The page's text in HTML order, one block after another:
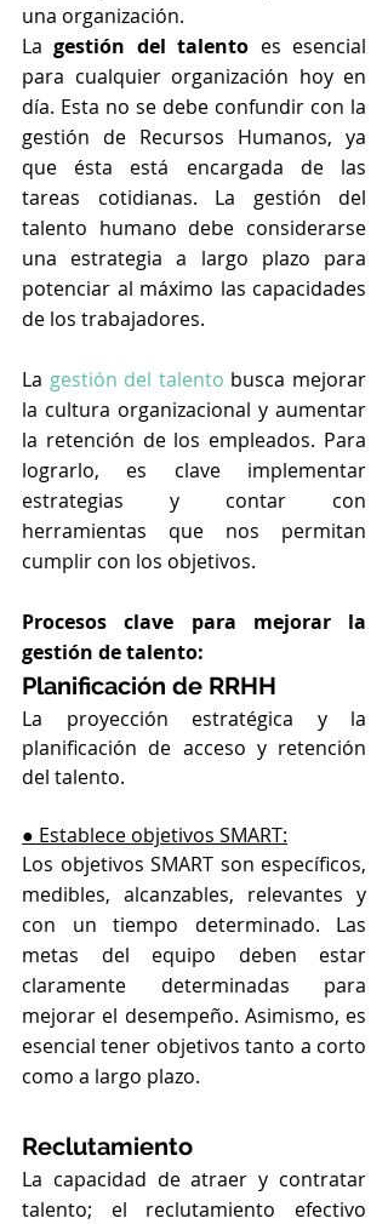
una organización.
La gestión del talento es esencial
para cualquier organización hoy en
día. Esta no se debe confundir con la
gestión de Recursos Humanos, ya
que ésta está encargada de las
tareas cotidianas. La gestión del
talento humano debe considerarse
una estrategia a largo plazo para
potenciar al máximo las capacidades
de los trabajadores.
La gestión del talento busca mejorar
la cultura organizacional y aumentar
la retención de los empleados. Para
lograrlo, es clave implementar
estrategias y contar con
herramientas que nos permitan
cumplir con los objetivos.
Procesos clave para mejorar la
gestión de talento:
Planificación de RRHH
La proyección estratégica y la
planificación de acceso y retención
del talento.
● Establece objetivos SMART:
Los objetivos SMART son específicos,
medibles, alcanzables, relevantes y
con un tiempo determinado. Las
metas del equipo deben estar
claramente determinadas para
mejorar el desempeño. Asimismo, es
esencial tener objetivos tanto a corto
como a largo plazo.
Reclutamiento
La capacidad de atraer y contratar
talento; el reclutamiento efectivo